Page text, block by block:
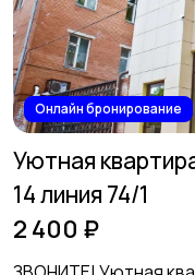
Онлайн бронирование
Уютная
14 линия 74/1
2 400 ₽